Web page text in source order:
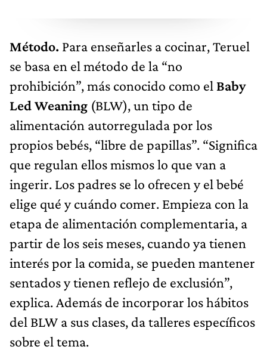
Método. Para enseñarles a cocinar, Teruel
se basa en el método de la “no
prohibición”, más conocido como el Baby
Led Weaning (BLW), un tipo de
alimentación autorregulada por los
propios bebés, “libre de papillas”. “Significa
que regulan ellos mismos lo que van a
ingerir. Los padres se lo ofrecen y el bebé
elige qué y cuándo comer. Empieza con la
etapa de alimentación complementaria, a
partir de los seis meses, cuando ya tienen
interés por la comida, se pueden mantener
sentados y tienen reflejo de exclusión”,
explica. Además de incorporar los hábitos
del BLW a sus clases, da talleres específicos
sobre el tema.